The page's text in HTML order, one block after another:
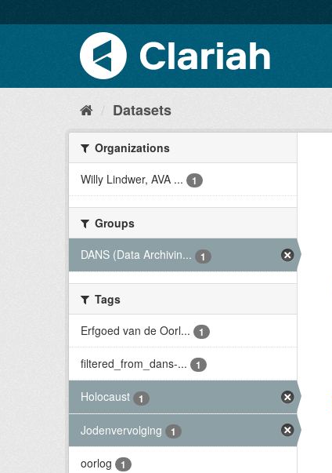
Datasets
Organizations
Willy Lindwer, AVA ...
1
Groups
DANS (Data Archivin...
1
Tags
Erfgoed van de Oorl...
1
filtered_from_dans-... 1
Holocaust 1
Jodenvervolging 1
oorlog 1